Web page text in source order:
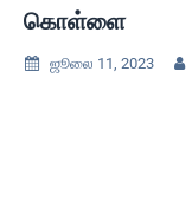
கொள்ளை
 ஜூலை 11, 2023 